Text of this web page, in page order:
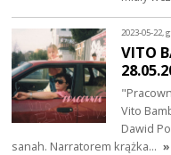
2023-05-22,
VITO
Vito
Dawid
sanah. Narratorem krążka…